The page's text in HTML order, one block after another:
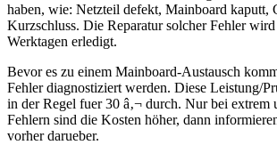
haben, wie: Netzteil defekt, Mainboard kaputt,
Kurzschluss. Die Reparatur solcher Fehler
Werktagen erledigt.
Bevor es zu einem Mainboard-Austausch
Fehler diagnostiziert werden. Diese Leistung/
in der Regel fuer 30 â‚¬ durch. Nur bei extrem
Fehlern sind die Kosten höher, dann
vorher darueber.